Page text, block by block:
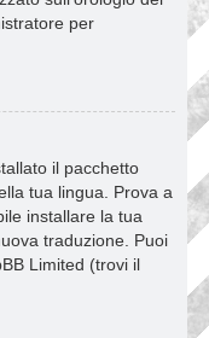
per
il pacchetto
tua lingua. Prova a
installare la tua
traduzione. Puoi
Limited (trovi il